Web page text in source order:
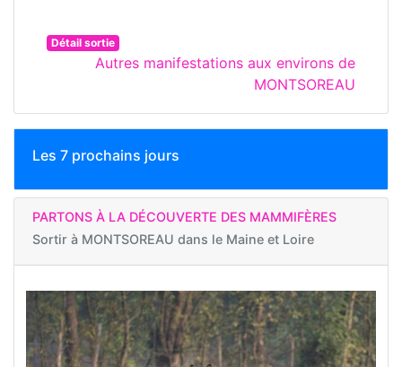
Détail sortie
Autres manifestations aux environs de
MONTSOREAU
Les 7 prochains jours
PARTONS À LA DÉCOUVERTE DES MAMMIFÈRES
Sortir à MONTSOREAU dans le Maine et Loire